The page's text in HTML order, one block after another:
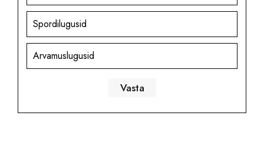
Spordilugusid
Arvamuslugusid